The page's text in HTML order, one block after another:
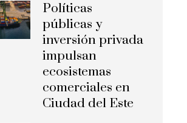
Políticas
públicas y
inversión privada
impulsan
ecosistemas
comerciales en
Ciudad del Este